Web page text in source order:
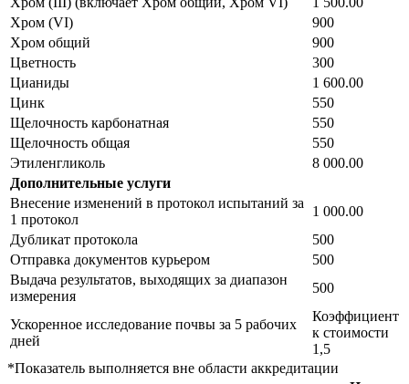
Хром (VI)
900
Хром общий
900
Цветность
300
Цианиды
1 600.00
Цинк
550
Щелочность карбонатная
550
Щелочность общая
550
Этиленгликоль
8 000.00
Дополнительные услуги
Внесение изменений в протокол испытаний за
1 протокол
1 000.00
Дубликат протокола
500
Отправка документов курьером
500
Выдача результатов, выходящих за диапазон
измерения
500
Ускоренное исследование почвы за 5 рабочих
дней
Коэффициент
к стоимости
1,5
*Показатель выполняется вне области аккредитации